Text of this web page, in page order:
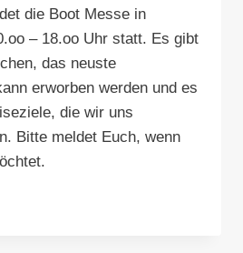
die Boot Messe in
– 18.oo Uhr statt. Es gibt
das neuste
erworben werden und es
die wir uns
Bitte meldet Euch, wenn